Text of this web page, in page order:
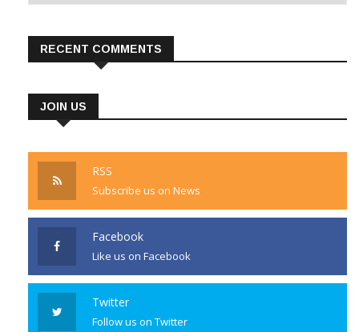
RECENT COMMENTS
JOIN US
RSS
Subscribe us on News
Facebook
Like us on Facebook
Twitter
Follow us on Twitter